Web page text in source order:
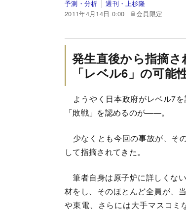
予測・分析
週刊・上杉隆
2011年4月14日 0:00
会員限定
発生直後から指摘さ
「レベル6」の可能
ようやく日本政府がレベル7
「敗戦」を認めるのが――。
少なくとも今回の事故が、そ
して指摘されてきた。
筆者自身は原子炉に詳しくな
材をし、そのほとんど全員が、
や東電、さらには大手マスコミ